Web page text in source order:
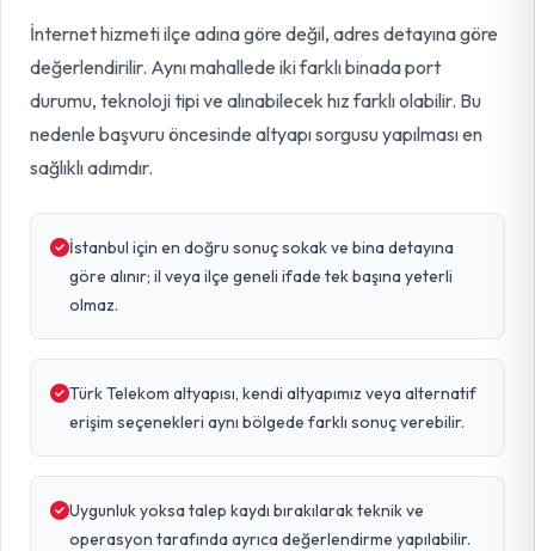
İnternet hizmeti ilçe adına göre değil, adres detayına göre
değerlendirilir. Aynı mahallede iki farklı binada port
durumu, teknoloji tipi ve alınabilecek hız farklı olabilir. Bu
nedenle başvuru öncesinde altyapı sorgusu yapılması en
sağlıklı adımdır.
İstanbul için en doğru sonuç sokak ve bina detayına
göre alınır; il veya ilçe geneli ifade tek başına yeterli
olmaz.
Türk Telekom altyapısı, kendi altyapımız veya alternatif
erişim seçenekleri aynı bölgede farklı sonuç verebilir.
Uygunluk yoksa talep kaydı bırakılarak teknik ve
operasyon tarafında ayrıca değerlendirme yapılabilir.